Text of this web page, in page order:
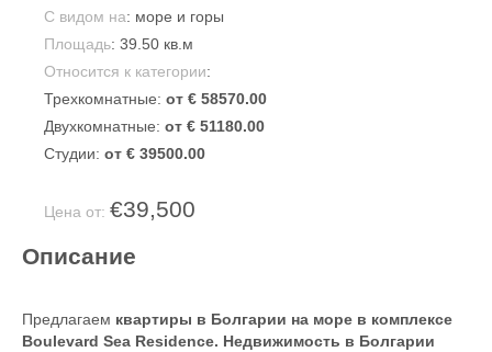
С видом на: море и горы
Площадь: 39.50 кв.м
Относится к категории:
Трехкомнатные: от € 58570.00
Двухкомнатные: от € 51180.00
Студии: от € 39500.00
Цена от: €39,500
Описание
Предлагаем квартиры в Болгарии на море в комплексе
Boulevard Sea Residence. Недвижимость в Болгарии